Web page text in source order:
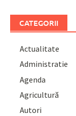
CATEGORII
Actualitate
Administratie
Agenda
Agricultură
Autori